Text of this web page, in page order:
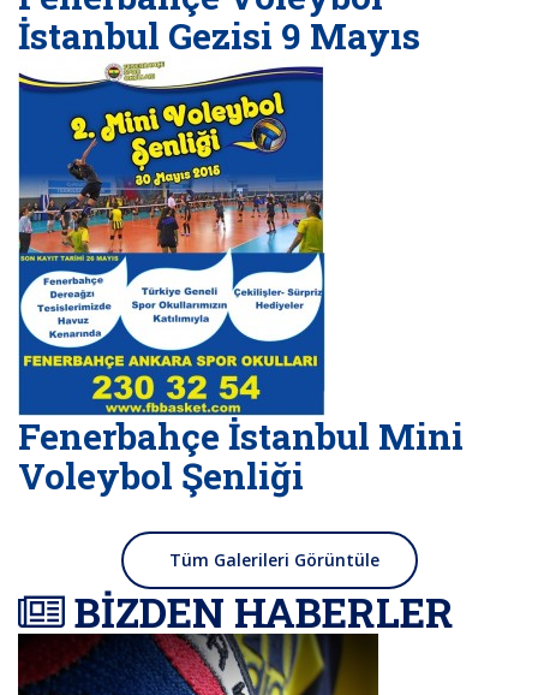
İstanbul Gezisi 9 Mayıs
Fenerbahçe İstanbul Mini
Voleybol Şenliği
Tüm Galerileri Görüntüle
BİZDEN HABERLER